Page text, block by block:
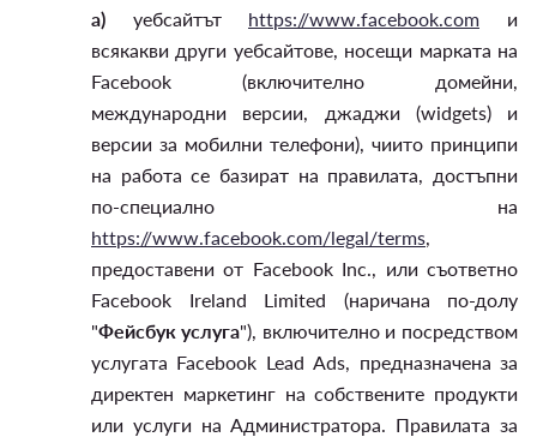
а) уебсайтът https://www.facebook.com и
всякакви други уебсайтове, носещи марката на
Facebook (включително домейни,
международни версии, джаджи (widgets) и
версии за мобилни телефони), чиито принципи
на работа се базират на правилата, достъпни
по-специално на
https://www.facebook.com/legal/terms,
предоставени от Facebook Inc., или съответно
Facebook Ireland Limited (наричана по-долу
"Фейсбук услуга"), включително и посредством
услугата Facebook Lead Ads, предназначена за
директен маркетинг на собствените продукти
или услуги на Администратора. Правилата за